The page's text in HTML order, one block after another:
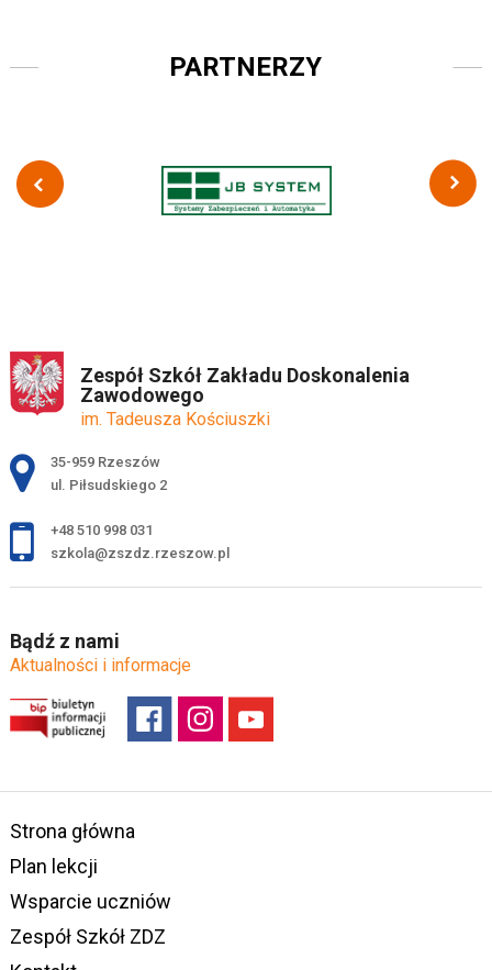
PARTNERZY
Zespół Szkół Zakładu Doskonalenia
Zawodowego
im. Tadeusza Kościuszki
Adres pocztowy:
35-959 Rzeszów
ul. Piłsudskiego 2
+48 510 998 031
szkola@zszdz.rzeszow.pl
Bądź z nami
Aktualności i informacje
Strona główna
Plan lekcji
Wsparcie uczniów
Zespół Szkół ZDZ